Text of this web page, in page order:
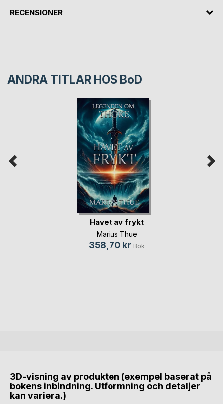
RECENSIONER
ANDRA TITLAR HOS BoD
Havet av frykt
Marius Thue
358,70 kr Bok
3D-visning av produkten (exempel baserat på
bokens inbindning. Utformning och detaljer
kan variera.)